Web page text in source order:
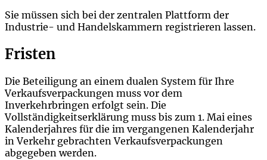
Sie müssen sich bei der zentralen Plattform der
Industrie- und Handelskammern registrieren lassen.
Fristen
Die Beteiligung an einem dualen System für Ihre
Verkaufsverpackungen muss vor dem
Inverkehrbringen erfolgt sein. Die
Vollständigkeitserklärung muss bis zum 1. Mai eines
Kalenderjahres für die im vergangenen Kalenderjahr
in Verkehr gebrachten Verkaufsverpackungen
abgegeben werden.